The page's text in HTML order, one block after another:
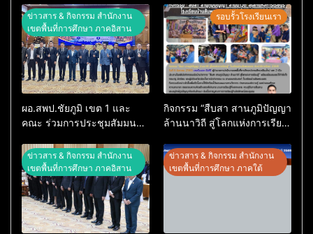
ข่าวสาร & กิจกรรม สำนักงาน
เขตพื้นที่การศึกษา ภาคอิสาน
ผอ.สพป.ชัยภูมิ เขต 1 และ
คณะ ร่วมการประชุมสัมมนา
นำการศึกษาไทยสู่อนาคต”
ประจำเขตตรวจราชการที่ 13
รอบรั้วโรงเรียนเรา
กิจกรรม “สืบสา สานภูมิปัญญา
ล้านนาวิถี สู่โลกแห่งการเรียน
ประจำปีการศึกษา 2569
ข่าวสาร & กิจกรรม สำนักงาน
เขตพื้นที่การศึกษา ภาคอิสาน
ข่าวสาร & กิจกรรม สำนักงาน
เขตพื้นที่การศึกษา ภาคใต้